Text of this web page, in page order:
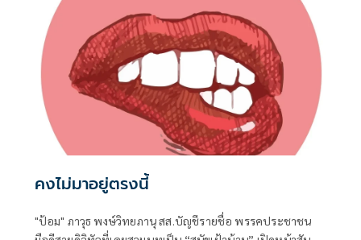
ประเทศไทยบนเวทีโลกได้อย่างชัดเจน
คงไม่มาอยู่ตรงนี้
"ป้อม" ภาวุธ พงษ์วิทยภานุ สส.บัญชีรายชื่อ พรรคประชาชน